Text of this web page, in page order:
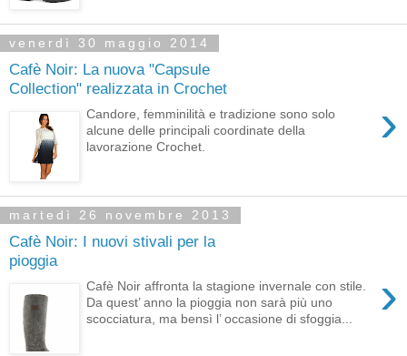
venerdì 30 maggio 2014
Cafè Noir: La nuova "Capsule
Collection" realizzata in Crochet
›
Candore, femminilità e tradizione sono solo
alcune delle principali coordinate della
lavorazione Crochet.
martedì 26 novembre 2013
Cafè Noir: I nuovi stivali per la
pioggia
›
Cafè Noir affronta la stagione invernale con stile.
Da quest’ anno la pioggia non sarà più uno
scocciatura, ma bensì l’ occasione di sfoggia...